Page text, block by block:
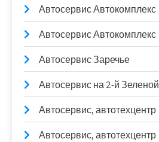
Автосервис Автокомплекс
Автосервис Автокомплекс
Автосервис Заречье
Автосервис на 2-й Зеленой
Автосервис, автотехцентр
Автосервис, автотехцентр